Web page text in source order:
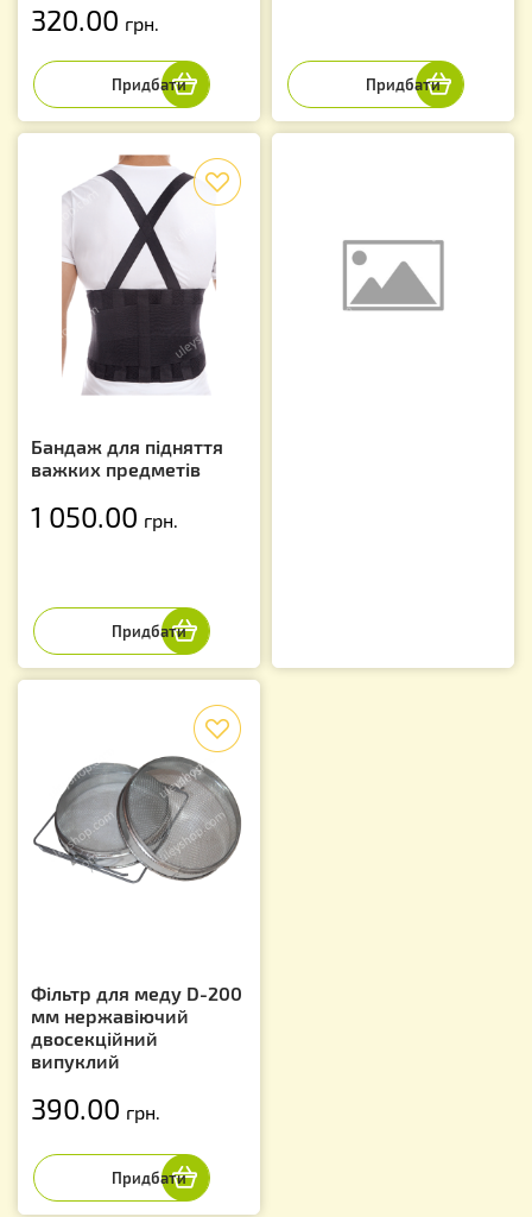
320.00 грн.
Бандаж для підняття
важких предметів
1 050.00 грн.
Фільтр для меду D-200
мм нержавіючий
двосекційний
випуклий
390.00 грн.